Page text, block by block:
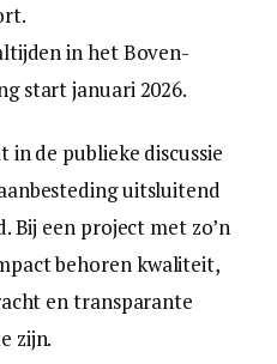
in het Boven-
start januari 2026.
de publieke discussie
uitsluitend
Bij een project met zo’n
behoren kwaliteit,
en transparante
zijn.